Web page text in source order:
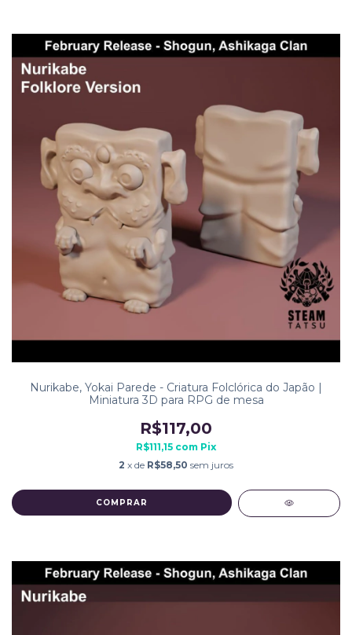
Nurikabe, Yokai Parede - Criatura Folclórica do Japão |
Miniatura 3D para RPG de mesa
R$117,00
R$111,15 com Pix
2 x de R$58,50 sem juros